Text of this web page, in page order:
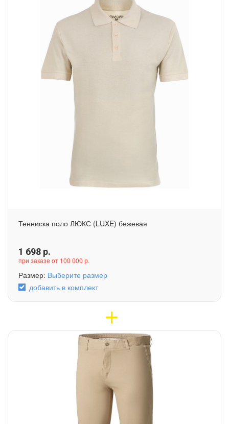
Тенниска поло ЛЮКС (LUXE) бежевая
1 698 р.
при заказе от 100 000 р.
Размер: Выберите размер
добавить в комплект